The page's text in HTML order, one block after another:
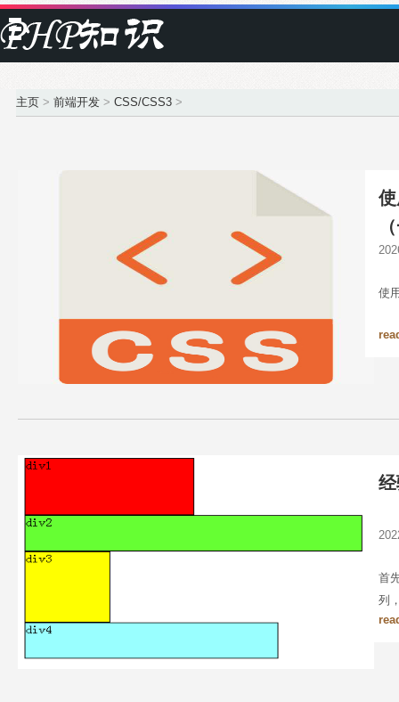
主页 > 前端开发 > CSS/CSS3 >
使
首
列